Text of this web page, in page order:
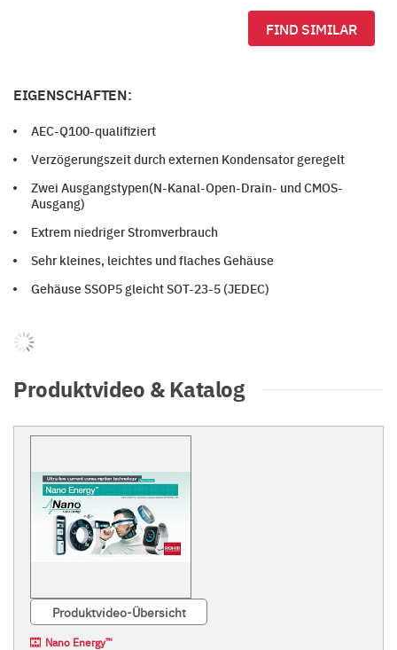
FIND SIMILAR
EIGENSCHAFTEN:
AEC-Q100-qualifiziert
Verzögerungszeit durch externen Kondensator geregelt
Zwei Ausgangstypen(N-Kanal-Open-Drain- und CMOS-
Ausgang)
Extrem niedriger Stromverbrauch
Sehr kleines, leichtes und flaches Gehäuse
Gehäuse SSOP5 gleicht SOT-23-5 (JEDEC)
Produktvideo & Katalog
Produktvideo-Übersicht
Nano Energy™